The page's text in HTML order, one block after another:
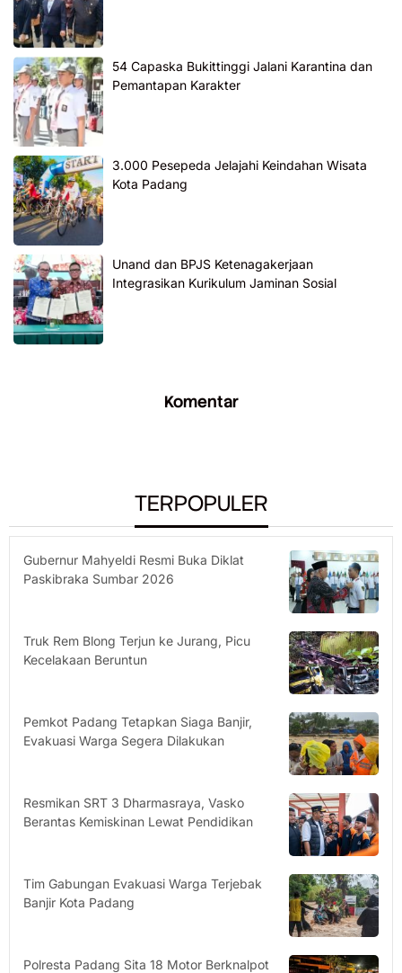
54 Capaska Bukittinggi Jalani Karantina dan
Pemantapan Karakter
3.000 Pesepeda Jelajahi Keindahan Wisata
Kota Padang
Unand dan BPJS Ketenagakerjaan
Integrasikan Kurikulum Jaminan Sosial
Komentar
TERPOPULER
Gubernur Mahyeldi Resmi Buka Diklat
Paskibraka Sumbar 2026
Truk Rem Blong Terjun ke Jurang, Picu
Kecelakaan Beruntun
Pemkot Padang Tetapkan Siaga Banjir,
Evakuasi Warga Segera Dilakukan
Resmikan SRT 3 Dharmasraya, Vasko
Berantas Kemiskinan Lewat Pendidikan
Tim Gabungan Evakuasi Warga Terjebak
Banjir Kota Padang
Polresta Padang Sita 18 Motor Berknalpot